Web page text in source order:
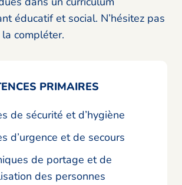
éducatif et social. N’hésitez pas
la compléter.
PRIMAIRES
de sécurité et d’hygiène
d’urgence et de secours
de portage et de
des personnes